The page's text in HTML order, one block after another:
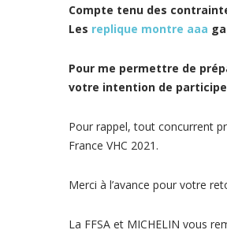
Compte tenu des
Les replique montre aaa
Pour me permettre de
votre intention de
Pour rappel, tout concurrent
France VHC 2021.
Merci à l’avance pour votre
La FFSA et MICHELIN vous